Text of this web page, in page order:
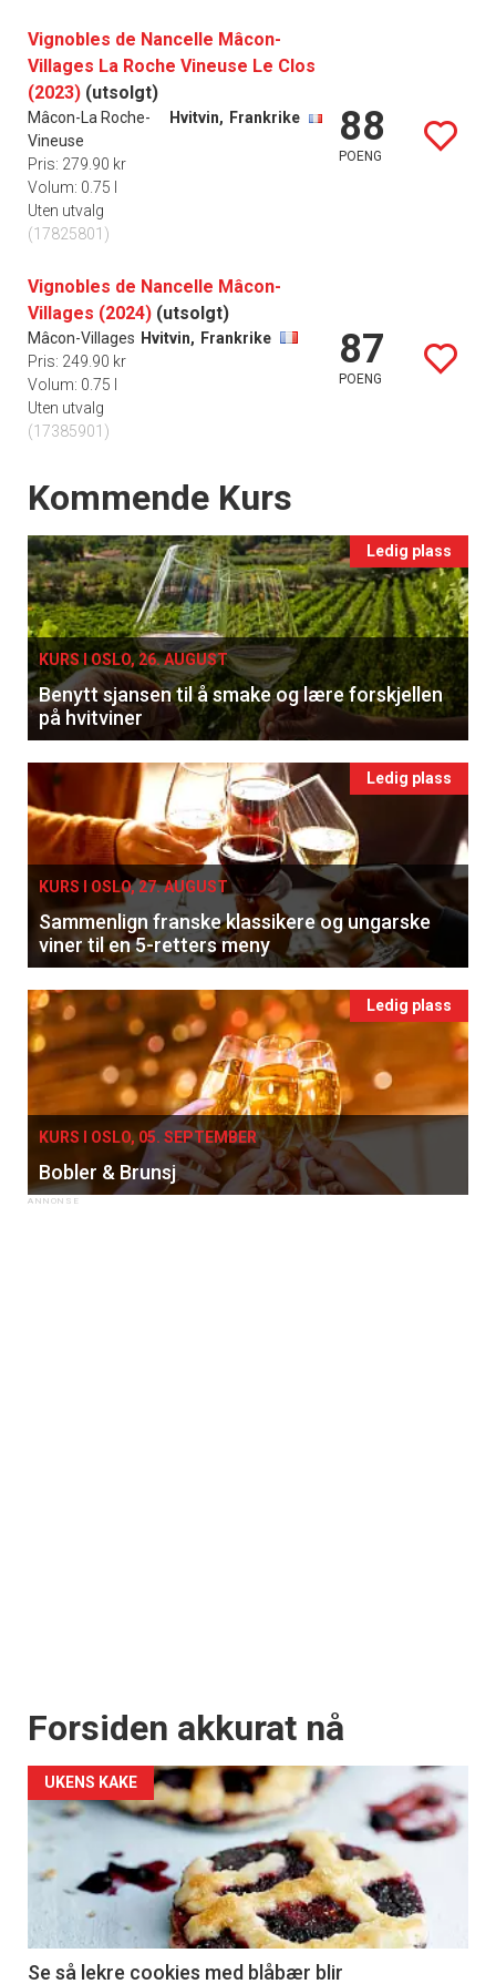
Vignobles de Nancelle Mâcon-
Villages La Roche Vineuse Le Clos
(2023) (utsolgt)
Mâcon-La Roche-
Vineuse
Hvitvin, Frankrike
Pris: 279.90 kr
Volum: 0.75 l
Uten utvalg
(17825801)
88
POENG
Vignobles de Nancelle Mâcon-
Villages (2024) (utsolgt)
Mâcon-Villages Hvitvin, Frankrike
Pris: 249.90 kr
Volum: 0.75 l
Uten utvalg
(17385901)
87
POENG
Events
Kommende Kurs
Ledig plass
KURS I OSLO, 26. AUGUST
Benytt sjansen til å smake og lære forskjellen
på hvitviner
Ledig plass
KURS I OSLO, 27. AUGUST
Sammenlign franske klassikere og ungarske
viner til en 5-retters meny
Ledig plass
KURS I OSLO, 05. SEPTEMBER
Bobler & Brunsj
Forsiden akkurat nå
UKENS KAKE
Se så lekre cookies med blåbær blir